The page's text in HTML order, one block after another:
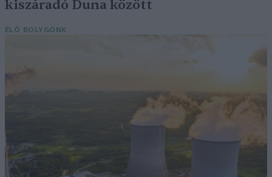
kiszáradó Duna között
ÉLŐ BOLYGÓNK